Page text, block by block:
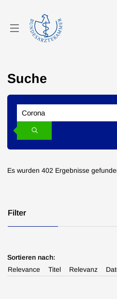
Suche
Suchen
Search
Suchen
Es wurden 402 Ergebnisse
Filter
Nachrichten
Seiten
Sortieren nach:
Relevance
Titel Relevanz